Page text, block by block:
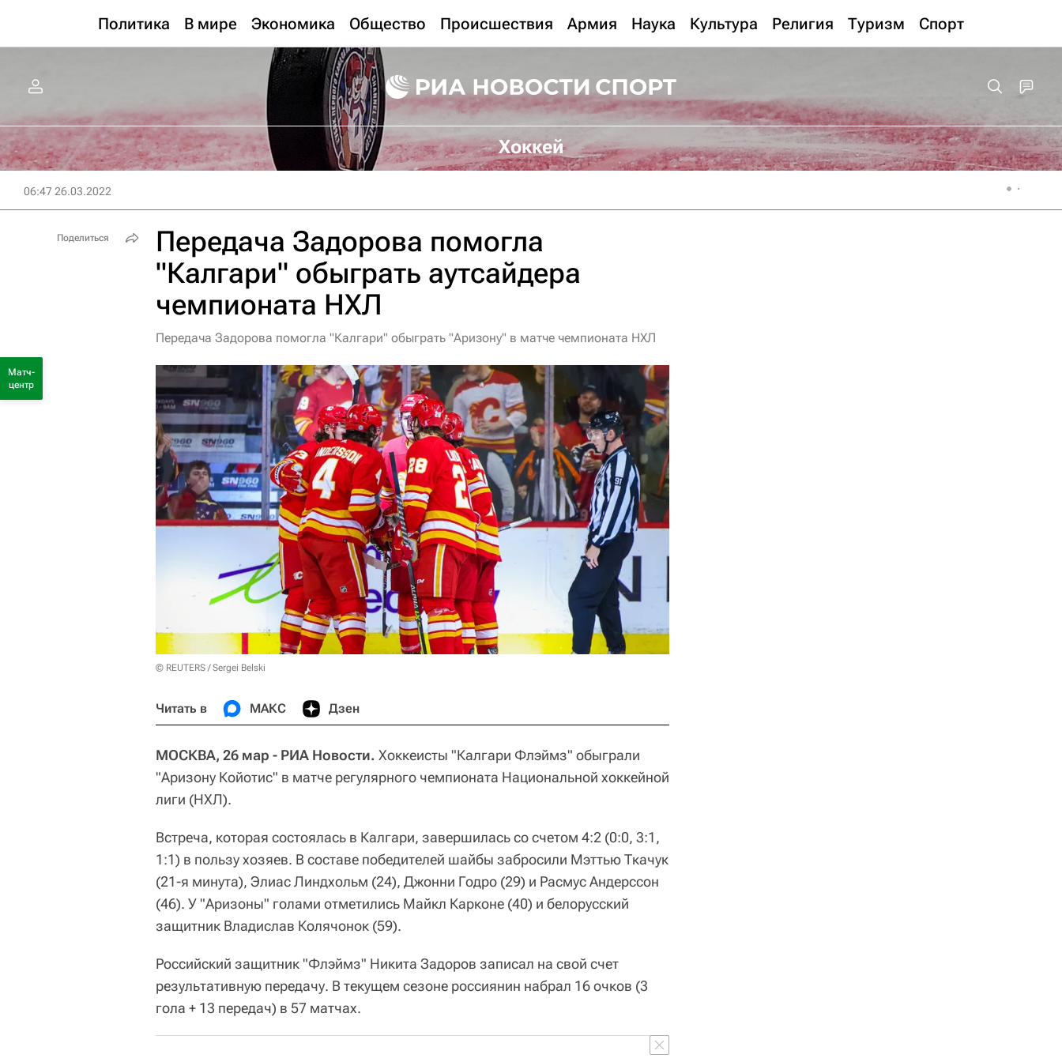
Политика В мире Экономика Общество Происшествия Армия Наука Культура Религия Туризм Спорт
Хоккей
06:47 26.03.2022
Передача Задорова помогла
"Калгари" обыграть аутсайдера
чемпионата НХЛ
Передача Задорова помогла "Калгари" обыграть "Аризону" в матче чемпионата НХЛ
© REUTERS / Sergei Belski
Читать в МАКС Дзен
МОСКВА, 26 мар - РИА Новости. Хоккеисты "Калгари Флэймз" обыграли
"Аризону Койотис" в матче регулярного чемпионата Национальной хоккейной
лиги (НХЛ).
Встреча, которая состоялась в Калгари, завершилась со счетом 4:2 (0:0, 3:1,
1:1) в пользу хозяев. В составе победителей шайбы забросили Мэттью Ткачук
(21-я минута), Элиас Линдхольм (24), Джонни Годро (29) и Расмус Андерссон
(46). У "Аризоны" голами отметились Майкл Карконе (40) и белорусский
защитник Владислав Колячонок (59).
Российский защитник "Флэймз" Никита Задоров записал на свой счет
результативную передачу. В текущем сезоне россиянин набрал 16 очков (3
гола + 13 передач) в 57 матчах.
Поделиться
Матч-
центр